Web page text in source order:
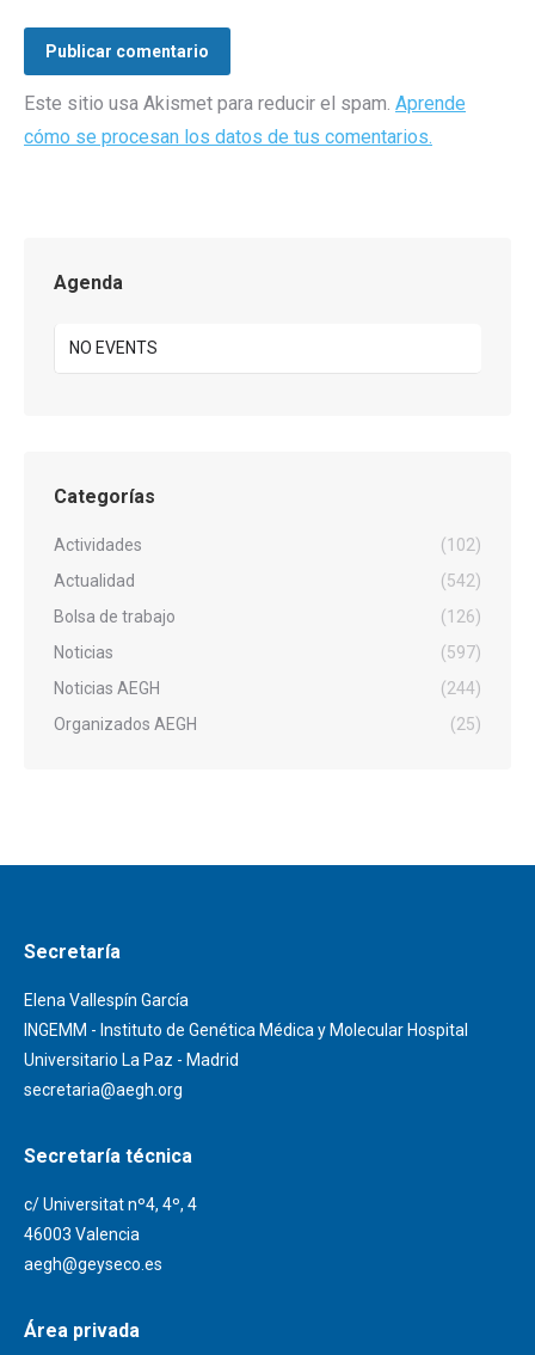
Publicar comentario
Este sitio usa Akismet para reducir el spam. Aprende
cómo se procesan los datos de tus comentarios.
Agenda
NO EVENTS
Categorías
Actividades
(102)
Actualidad
(542)
Bolsa de trabajo
(126)
Noticias
(597)
Noticias AEGH
(244)
Organizados AEGH
(25)
Secretaría
Elena Vallespín García
INGEMM - Instituto de Genética Médica y Molecular Hospital
Universitario La Paz - Madrid
secretaria@aegh.org
Secretaría técnica
c/ Universitat nº4, 4º, 4
46003 Valencia
aegh@geyseco.es
Área privada